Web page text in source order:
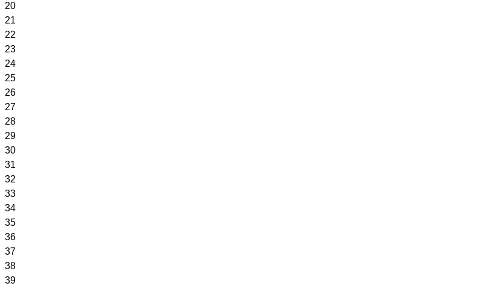
20
21
22
23
24
25
26
27
28
29
30
31
32
33
34
35
36
37
38
39